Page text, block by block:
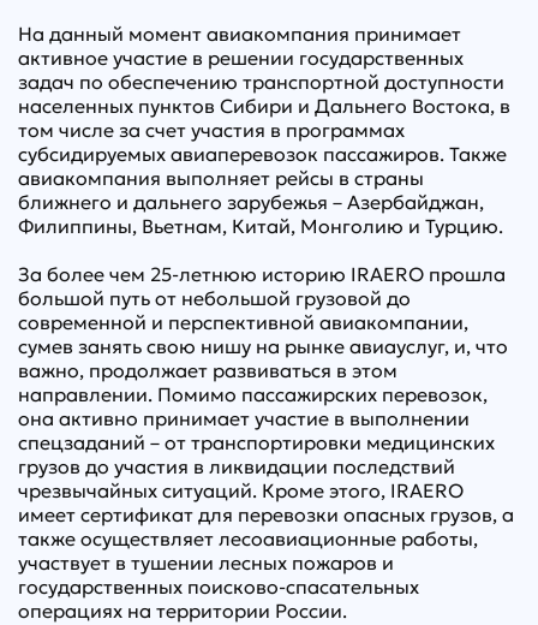
На данный момент авиакомпания принимает
активное участие в решении государственных
задач по обеспечению транспортной доступности
населенных пунктов Сибири и Дальнего Востока, в
том числе за счет участия в программах
субсидируемых авиаперевозок пассажиров. Также
авиакомпания выполняет рейсы в страны
ближнего и дальнего зарубежья – Азербайджан,
Филиппины, Вьетнам, Китай, Монголию и Турцию.
За более чем 25-летнюю историю IRAERO прошла
большой путь от небольшой грузовой до
современной и перспективной авиакомпании,
сумев занять свою нишу на рынке авиауслуг, и, что
важно, продолжает развиваться в этом
направлении. Помимо пассажирских перевозок,
она активно принимает участие в выполнении
спецзаданий – от транспортировки медицинских
грузов до участия в ликвидации последствий
чрезвычайных ситуаций. Кроме этого, IRAERO
имеет сертификат для перевозки опасных грузов, а
также осуществляет лесоавиационные работы,
участвует в тушении лесных пожаров и
государственных поисково-спасательных
операциях на территории России.